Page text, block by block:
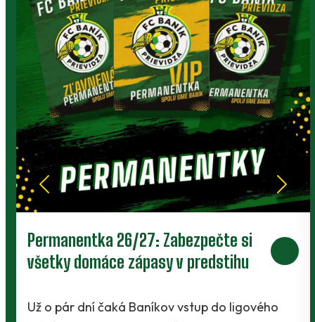
Prievidza postúpila do 2. kola pohára.
V Kanianke rozhodol z penalty v